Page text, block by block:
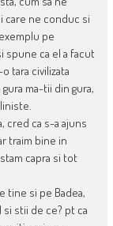
care ne conduc si
pe
spune ca el a facut
tara civilizata
ma-tii din gura,
cred ca s-a ajuns
traim bine in
capra si tot
tine si pe Badea,
si stii de ce? pt ca